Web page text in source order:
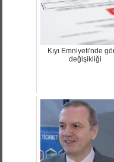
Kıyı Emniyeti'nde
değişikliği